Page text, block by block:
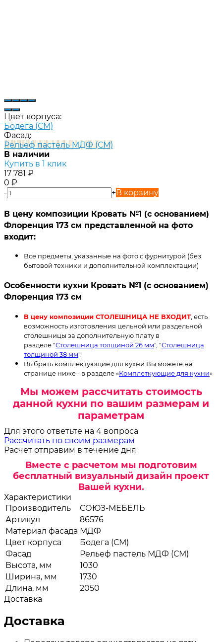
Цвет корпуса:
Бодега (СМ)
Фасад:
Рельеф пастель МДФ (СМ)
В наличии
Купить в 1 клик
17 781 ₽
0 ₽
-
+В корзину
В цену композиции Кровать №1 (с основанием)
Флоренция 173 см представленной на фото
входит:
Все предметы, указанные на фото с фурнитурой (без
бытовой техники и дополнительной комплектации)
Особенности кухни Кровать №1 (с основанием)
Флоренция 173 см
В цену композиции СТОЛЕШНИЦА НЕ ВХОДИТ, есть
возможность изготовления цельной или раздельной
столешницы за дополнительную плату в
разделе "Столешница толщиной 26 мм", "Столешница
толщиной 38 мм".
Выбрать комплектующие для кухни Вы можете на
странице ниже - в разделе «Комплеткующие для кухни»
Мы можем рассчитать стоимость
данной кухни по вашим размерам и
параметрам
Для этого ответьте на 4 вопроса
Рассчитать по своим размерам
Расчет отправим в течение дня
Вместе с расчетом мы подготовим
бесплатный визуальный дизайн проект
Вашей кухни.
Характеристики
Производитель
СОЮЗ-МЕБЕЛЬ
Артикул
86576
Материал фасада МДФ
Цвет корпуса
Бодега (СМ)
Фасад
Рельеф пастель МДФ (СМ)
Высота, мм
1030
Ширина, мм
1730
Длина, мм
2050
Доставка
Доставка